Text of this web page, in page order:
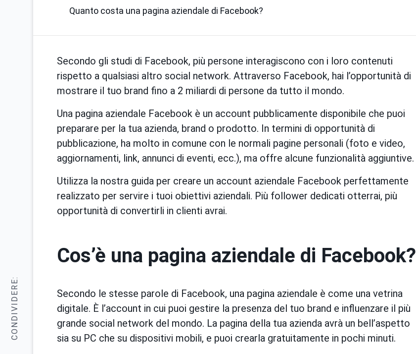
CONDIVIDERE:
Quanto costa una pagina aziendale di Facebook?
Secondo gli studi di Facebook, più persone interagiscono con i loro contenuti
rispetto a qualsiasi altro social network. Attraverso Facebook, hai l’opportunità di
mostrare il tuo brand fino a 2 miliardi di persone da tutto il mondo.
Una pagina aziendale Facebook è un account pubblicamente disponibile che puoi
preparare per la tua azienda, brand o prodotto. In termini di opportunità di
pubblicazione, ha molto in comune con le normali pagine personali (foto e video,
aggiornamenti, link, annunci di eventi, ecc.), ma offre alcune funzionalità aggiuntive.
Utilizza la nostra guida per creare un account aziendale Facebook perfettamente
realizzato per servire i tuoi obiettivi aziendali. Più follower dedicati otterrai, più
opportunità di convertirli in clienti avrai.
Cos’è una pagina aziendale di Facebook?
Secondo le stesse parole di Facebook, una pagina aziendale è come una vetrina
digitale. È l’account in cui puoi gestire la presenza del tuo brand e influenzare il più
grande social network del mondo. La pagina della tua azienda avrà un bell’aspetto
sia su PC che su dispositivi mobili, e puoi crearla gratuitamente in pochi minuti.